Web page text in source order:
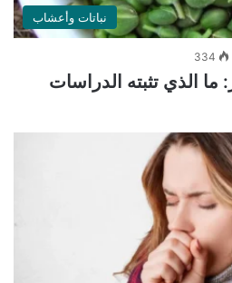
نباتات وأعشاب
334
ما الذي تثبته الدراسات